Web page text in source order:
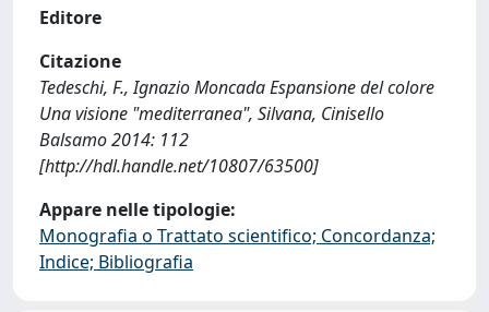
Editore
Citazione
Tedeschi, F., Ignazio Moncada Espansione del colore
Una visione "mediterranea", Silvana, Cinisello
Balsamo 2014: 112
[http://hdl.handle.net/10807/63500]
Appare nelle tipologie:
Monografia o Trattato scientifico; Concordanza;
Indice; Bibliografia